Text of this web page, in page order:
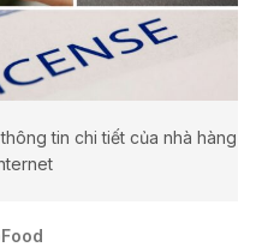
tin chi tiết của nhà hàng